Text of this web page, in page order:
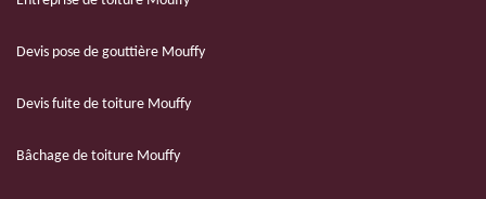
Devis pose de gouttière Mouffy
Devis fuite de toiture Mouffy
Bâchage de toiture Mouffy